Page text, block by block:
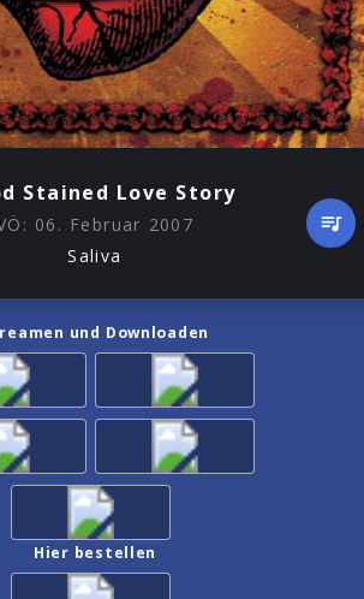
Stained Love Story
06. Februar 2007
Saliva
und Downloaden
Hier bestellen